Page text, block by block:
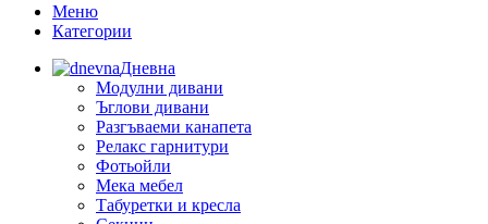
Меню
Категории
Дневна
Модулни дивани
Ъглови дивани
Разгъваеми канапета
Релакс гарнитури
Фотьойли
Мека мебел
Табуретки и кресла